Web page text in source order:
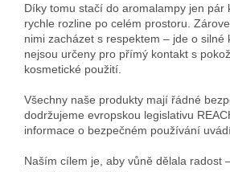
Díky tomu stačí do aromalampy jen pár
rychle rozline po celém prostoru.
nimi zacházet s respektem – jde o silné
nejsou určeny pro přímý kontakt s
kosmetické použití.
Všechny naše produkty mají řádné
dodržujeme evropskou legislativu
informace o bezpečném používání
Naším cílem je, aby vůně dělala radost